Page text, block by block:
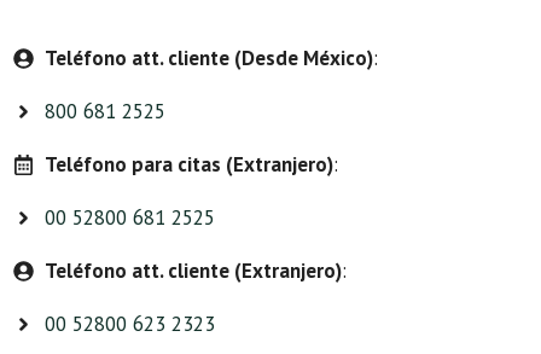
Teléfono att. cliente (Desde México):
800 681 2525
Teléfono para citas (Extranjero):
00 52800 681 2525
Teléfono att. cliente (Extranjero):
00 52800 623 2323